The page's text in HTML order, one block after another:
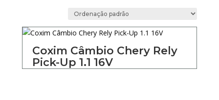
Coxim Câmbio Chery Rely
Pick-Up 1.1 16V